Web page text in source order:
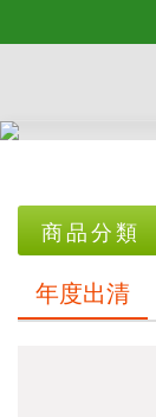
商品分類
優惠專區
【YONEX
年度出清